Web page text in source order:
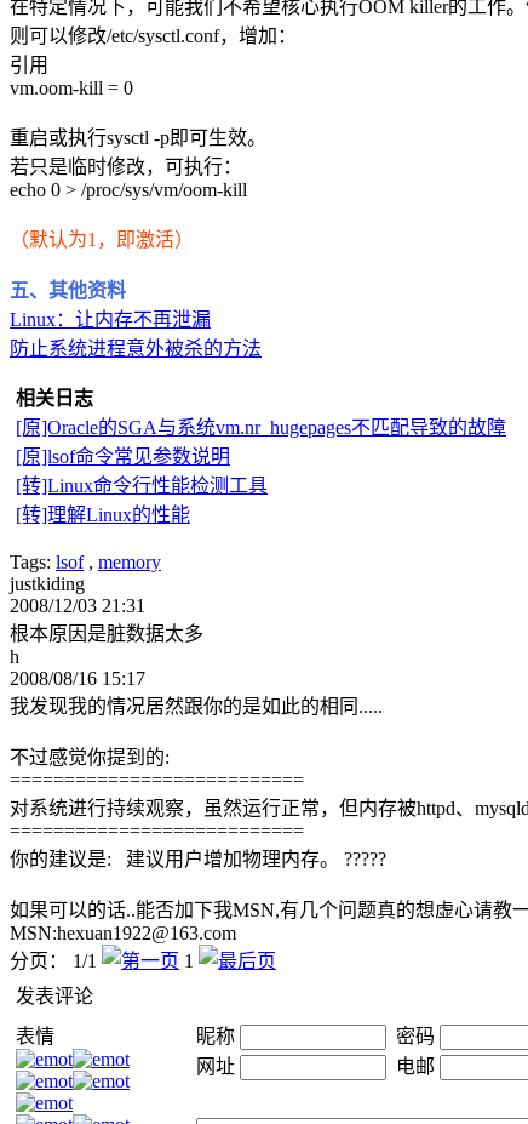
在特定情况下，可能我们不希望核心执行OOM killer的工作。
则可以修改/etc/sysctl.conf，增加：
引用
vm.oom-kill = 0
重启或执行sysctl -p即可生效。
若只是临时修改，可执行：
echo 0 > /proc/sys/vm/oom-kill
（默认为1，即激活）
五、其他资料
Linux：让内存不再泄漏
防止系统进程意外被杀的方法
相关日志
[原]Oracle的SGA与系统vm.nr_hugepages不匹配导致的故障
[原]lsof命令常见参数说明
[转]Linux命令行性能检测工具
[转]理解Linux的性能
Tags: lsof, memory
justkiding
2008/12/03 21:31
根本原因是脏数据太多
h
2008/08/16 15:17
我发现我的情况居然跟你的是如此的相同.....
不过感觉你提到的:
===========================
对系统进行持续观察，虽然运行正常，但内存被httpd、
===========================
你的建议是: 建议用户增加物理内存。 ?????
如果可以的话..能否加下我MSN,有几个问题真的想虚心请教
MSN:hexuan1922@163.com
分页： 1/1
1
发表评论
表情
昵称 密码
网址
电邮